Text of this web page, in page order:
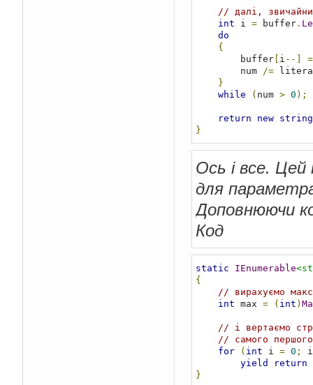
// далі,
int i = buffer.
do
{
        buffer
[ i --] =
        num
/=
}
while
( num > 0 );
return new string
}
Ось і все.
для
Доповнюючи
Код
static IEnumerable
{
// вирахуємо
int max = ( int )
// і вертаємо
// самого
for
( int i = 0 ;
yield
return
}